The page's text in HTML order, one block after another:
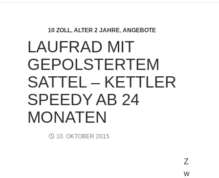
10 ZOLL, ALTER 2 JAHRE, ANGEBOTE
LAUFRAD MIT
GEPOLSTERTEM
SATTEL – KETTLER
SPEEDY AB 24
MONATEN
10. OKTOBER 2015
Z
w